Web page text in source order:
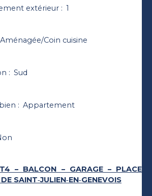
extérieur: 1
Aménagée/Coin cuisine
: Sud
: Appartement
– BALCON – GARAGE – PLACE
SAINT‑JULIEN‑EN‑GENEVOIS